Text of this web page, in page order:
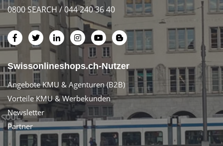
0800 SEARCH / 044 240 36 40
Swissonlineshops.ch-Nutzer
Angebote KMU & Agenturen (B2B)
Vorteile KMU & Werbekunden
Newsletter
Partner